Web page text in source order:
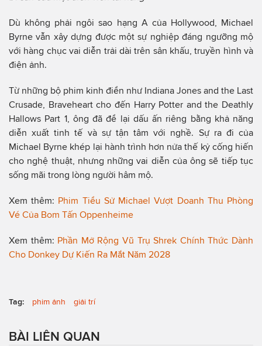
Dù không phải ngôi sao hạng A của Hollywood, Michael
Byrne vẫn xây dựng được một sự nghiệp đáng ngưỡng mộ
với hàng chục vai diễn trải dài trên sân khấu, truyền hình và
điện ảnh.
Từ những bộ phim kinh điển như Indiana Jones and the Last
Crusade, Braveheart cho đến Harry Potter and the Deathly
Hallows Part 1, ông đã để lại dấu ấn riêng bằng khả năng
diễn xuất tinh tế và sự tận tâm với nghề. Sự ra đi của
Michael Byrne khép lại hành trình hơn nửa thế kỷ cống hiến
cho nghệ thuật, nhưng những vai diễn của ông sẽ tiếp tục
sống mãi trong lòng người hâm mộ.
Xem thêm: Phim Tiểu Sử Michael Vượt Doanh Thu Phòng
Vé Của Bom Tấn Oppenheime
Xem thêm: Phần Mở Rộng Vũ Trụ Shrek Chính Thức Dành
Cho Donkey Dự Kiến Ra Mắt Năm 2028
Tag: phim ảnh giải trí
BÀI LIÊN QUAN